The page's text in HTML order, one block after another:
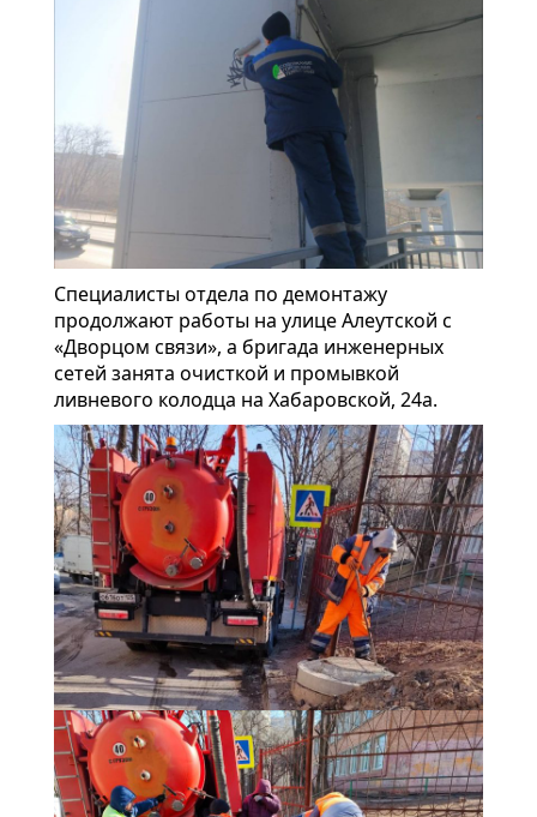
Специалисты отдела по демонтажу
продолжают работы на улице Алеутской с
«Дворцом связи», а бригада инженерных
сетей занята очисткой и промывкой
ливневого колодца на Хабаровской, 24а.